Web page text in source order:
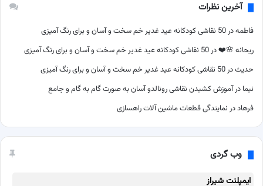
آخرین نظرات
فاطمهدر50 نقاشی کودکانه عید غدیر خم سخت و آسان و برای رنگ آمیزی
ریحانه 🌸❤️در50 نقاشی کودکانه عید غدیر خم سخت و آسان و برای رنگ آمیزی
حدیثدر50 نقاشی کودکانه عید غدیر خم سخت و آسان و برای رنگ آمیزی
نیما درآموزش کشیدن نقاشی رونالدو آسان به صورت گام به گام و جامع
فرهاددر نمایندگی قطعات ماشین آلات راهسازی
وب گردی
ایمپلنت شیراز